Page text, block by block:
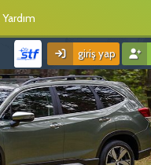
Yardım
giriş yap